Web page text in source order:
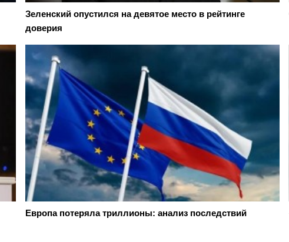
Зеленский опустился на девятое место в рейтинге
доверия
Европа потеряла триллионы: анализ последствий